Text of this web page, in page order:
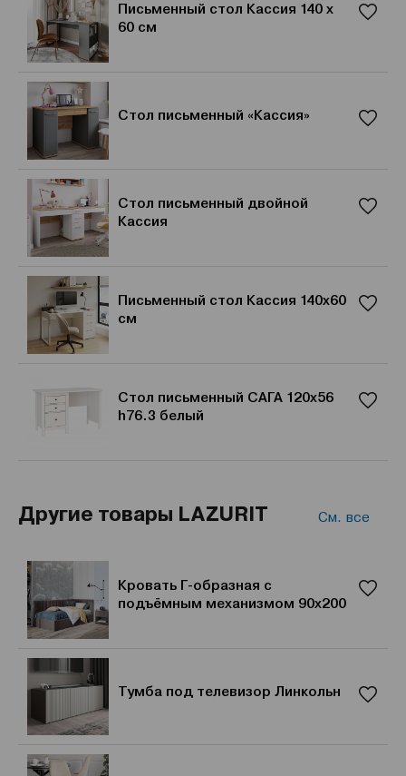
Письменный стол Кассия 140 х
60 см
Стол письменный «Кассия»
Стол письменный двойной
Кассия
Письменный стол Кассия 140х60
см
Стол письменный САГА 120х56
h76.3 белый
Другие товары LAZURIT См. все
Кровать Г-образная с
подъёмным механизмом 90x200
Тумба под телевизор Линкольн